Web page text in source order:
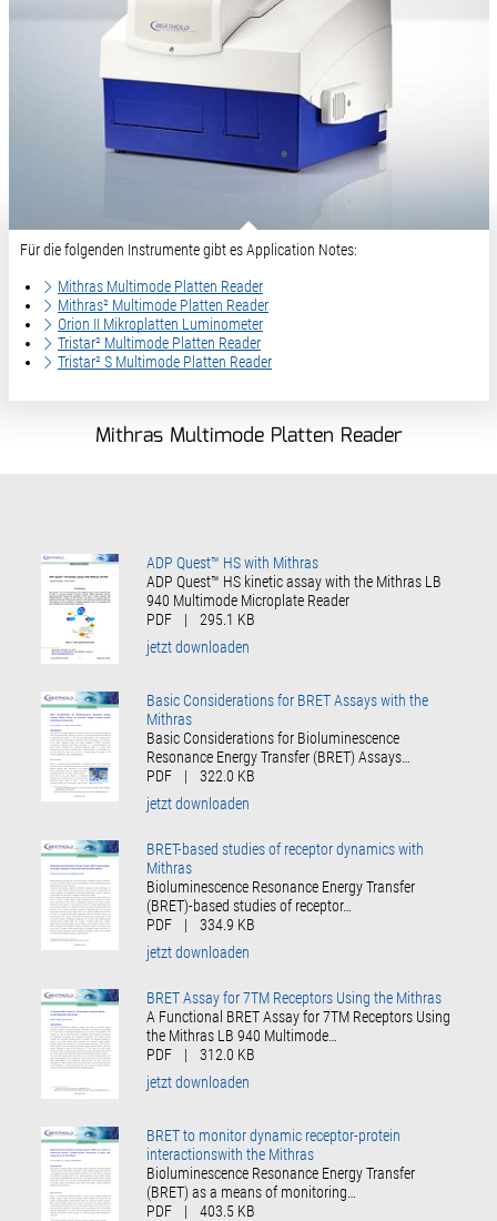
Für die folgenden Instrumente gibt es Application Notes:
Mithras Multimode Platten Reader
Mithras² Multimode Platten Reader
Orion II Mikroplatten Luminometer
Tristar² Multimode Platten Reader
Tristar² S Multimode Platten Reader
Mithras Multimode Platten Reader
ADP Quest™ HS with Mithras
ADP Quest™ HS kinetic assay with the Mithras LB
940 Multimode Microplate Reader
PDF
|
295.1 KB
jetzt downloaden
Basic Considerations for BRET Assays with the
Mithras
Basic Considerations for Bioluminescence
Resonance Energy Transfer (BRET) Assays…
PDF
|
322.0 KB
jetzt downloaden
BRET-based studies of receptor dynamics with
Mithras
Bioluminescence Resonance Energy Transfer
(BRET)-based studies of receptor…
PDF
|
334.9 KB
jetzt downloaden
BRET Assay for 7TM Receptors Using the Mithras
A Functional BRET Assay for 7TM Receptors Using
the Mithras LB 940 Multimode…
PDF
|
312.0 KB
jetzt downloaden
BRET to monitor dynamic receptor-protein
interactionswith the Mithras
Bioluminescence Resonance Energy Transfer
(BRET) as a means of monitoring…
PDF
|
403.5 KB